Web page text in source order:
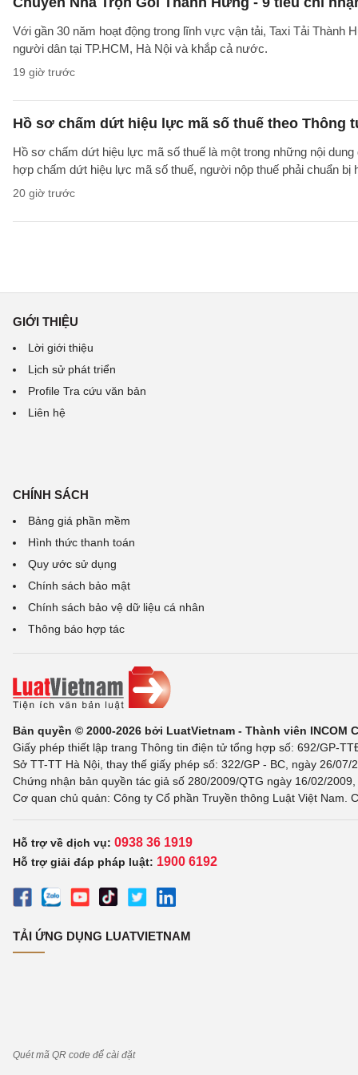
Với gần 30 năm hoạt động trong lĩnh vực vận tải, Taxi Tải Thành
người dân tại TP.HCM, Hà Nội và khắp cả nước.
19 giờ trước
Hồ sơ chấm dứt hiệu lực mã số thuế theo Thông
Hồ sơ chấm dứt hiệu lực mã số thuế là một trong những nội
hợp chấm dứt hiệu lực mã số thuế, người nộp thuế phải chuẩn bị
20 giờ trước
GIỚI THIỆU
Lời giới thiệu
Lịch sử phát triển
Profile Tra cứu văn bản
Liên hệ
CHÍNH SÁCH
Bảng giá phần mềm
Hình thức thanh toán
Quy ước sử dụng
Chính sách bảo mật
Chính sách bảo vệ dữ liệu cá nhân
Thông báo hợp tác
Bản quyền © 2000-2026 bởi LuatVietnam - Thành viên INCOM
Giấy phép thiết lập trang Thông tin điện tử tổng hợp số: 692/GP-
Sở TT-TT Hà Nội, thay thế giấy phép số: 322/GP - BC, ngày 26/
Chứng nhận bản quyền tác giả số 280/2009/QTG ngày 16/02/
Cơ quan chủ quản: Công ty Cổ phần Truyền thông Luật Việt Nam.
Hỗ trợ về dịch vụ: 0938 36 1919
Hỗ trợ giải đáp pháp luật: 1900 6192
TẢI ỨNG DỤNG LUATVIETNAM
Quét mã QR code để cài đặt